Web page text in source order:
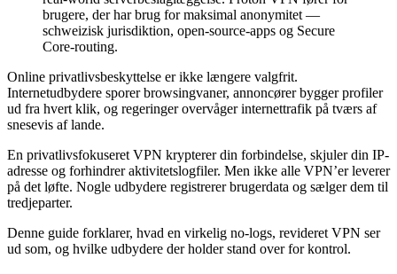
brugere, der har brug for maksimal anonymitet —
schweizisk jurisdiktion, open-source-apps og Secure
Core-routing.
Online privatlivsbeskyttelse er ikke længere valgfrit.
Internetudbydere sporer browsingvaner, annoncører bygger profiler
ud fra hvert klik, og regeringer overvåger internettrafik på tværs af
snesevis af lande.
En privatlivsfokuseret VPN krypterer din forbindelse, skjuler din IP-
adresse og forhindrer aktivitetslogfiler. Men ikke alle VPN’er leverer
på det løfte. Nogle udbydere registrerer brugerdata og sælger dem til
tredjeparter.
Denne guide forklarer, hvad en virkelig no-logs, revideret VPN ser
ud som, og hvilke udbydere der holder stand over for kontrol.